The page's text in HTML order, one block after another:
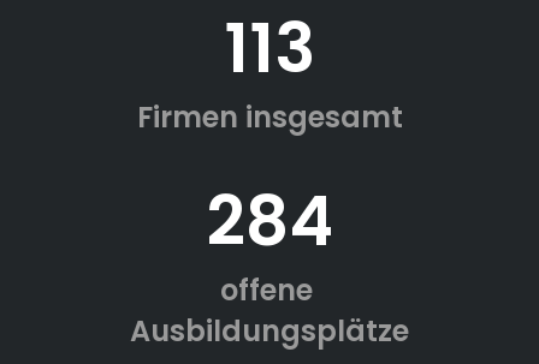
113
Firmen insgesamt
284
offene
Ausbildungsplätze